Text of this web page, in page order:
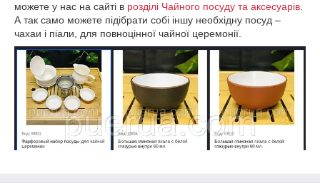
можете у нас на сайті в розділі Чайного посуду та аксесуарів.
А так само можете підібрати собі іншу необхідну посуд –
чахаи і піали, для повноцінної чайної церемонії.